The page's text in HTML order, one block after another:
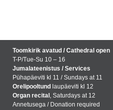
Toomkirik avatud / Cathedral open
T-P/Tue-Su 10 – 16
Jumalateenistus / Services
Pühapäeviti kl 11 / Sundays at 11
Orelipooltund laupäeviti kl 12
Organ recital , Saturdays at 12
Annetusega / Donation required